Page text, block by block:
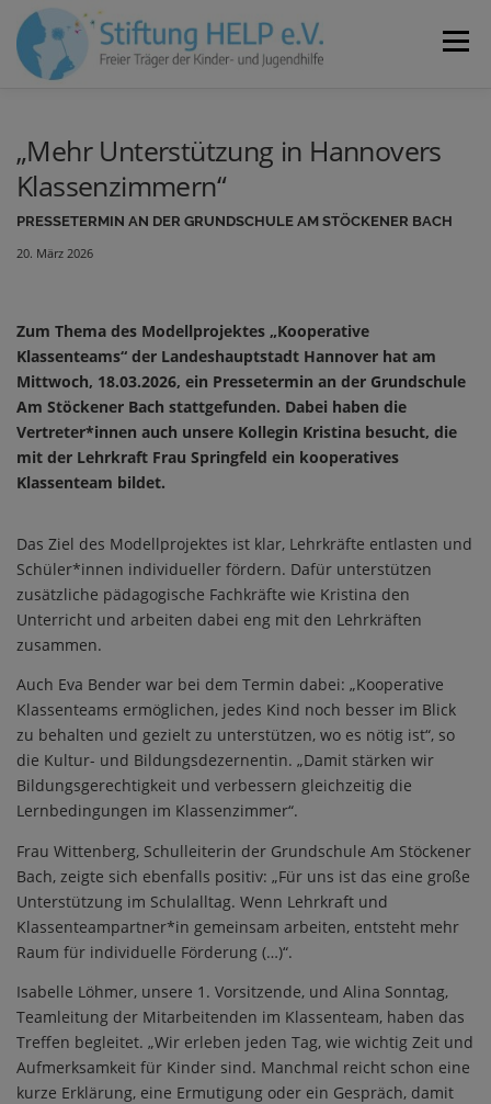
Zum
Inhalt
springen
Menü
„Mehr Unterstützung in Hannovers
Klassenzimmern“
PRESSETERMIN AN DER GRUNDSCHULE AM STÖCKENER BACH
20. März 2026
Zum Thema des Modellprojektes „Kooperative
Klassenteams“ der Landeshauptstadt Hannover hat am
Mittwoch, 18.03.2026, ein Pressetermin an der Grundschule
Am Stöckener Bach stattgefunden. Dabei haben die
Vertreter*innen auch unsere Kollegin Kristina besucht, die
mit der Lehrkraft Frau Springfeld ein kooperatives
Klassenteam bildet.
Das Ziel des Modellprojektes ist klar, Lehrkräfte entlasten und
Schüler*innen individueller fördern. Dafür unterstützen
zusätzliche pädagogische Fachkräfte wie Kristina den
Unterricht und arbeiten dabei eng mit den Lehrkräften
zusammen.
Auch Eva Bender war bei dem Termin dabei: „Kooperative
Klassenteams ermöglichen, jedes Kind noch besser im Blick
zu behalten und gezielt zu unterstützen, wo es nötig ist“, so
die Kultur- und Bildungsdezernentin. „Damit stärken wir
Bildungsgerechtigkeit und verbessern gleichzeitig die
Lernbedingungen im Klassenzimmer“.
Frau Wittenberg, Schulleiterin der Grundschule Am Stöckener
Bach, zeigte sich ebenfalls positiv: „Für uns ist das eine große
Unterstützung im Schulalltag. Wenn Lehrkraft und
Klassenteampartner*in gemeinsam arbeiten, entsteht mehr
Raum für individuelle Förderung (…)“.
Isabelle Löhmer, unsere 1. Vorsitzende, und Alina Sonntag,
Teamleitung der Mitarbeitenden im Klassenteam, haben das
Treffen begleitet. „Wir erleben jeden Tag, wie wichtig Zeit und
Aufmerksamkeit für Kinder sind. Manchmal reicht schon eine
kurze Erklärung, eine Ermutigung oder ein Gespräch, damit